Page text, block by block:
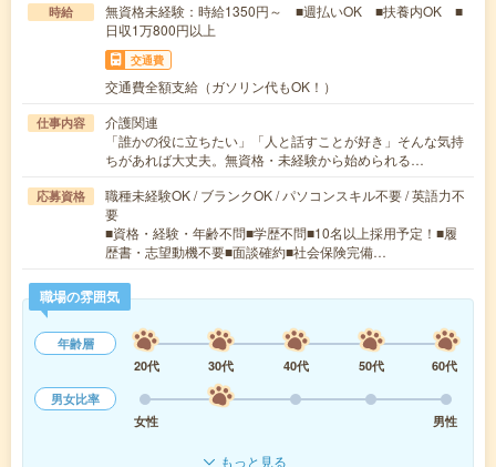
時給
無資格未経験：時給1350円～ ■週払いOK ■扶養内OK ■
日収1万800円以上
交通費
交通費全額支給（ガソリン代もOK！）
仕事内容
介護関連
「誰かの役に立ちたい」「人と話すことが好き」そんな気持
ちがあれば大丈夫。無資格・未経験から始められる…
応募資格
職種未経験OK / ブランクOK / パソコンスキル不要 / 英語力不
要
■資格・経験・年齢不問■学歴不問■10名以上採用予定！■履
歴書・志望動機不要■面談確約■社会保険完備…
職場の雰囲気
年齢層
20代
30代 40代 50代
60代
男女比率
女性
男性
もっと見る